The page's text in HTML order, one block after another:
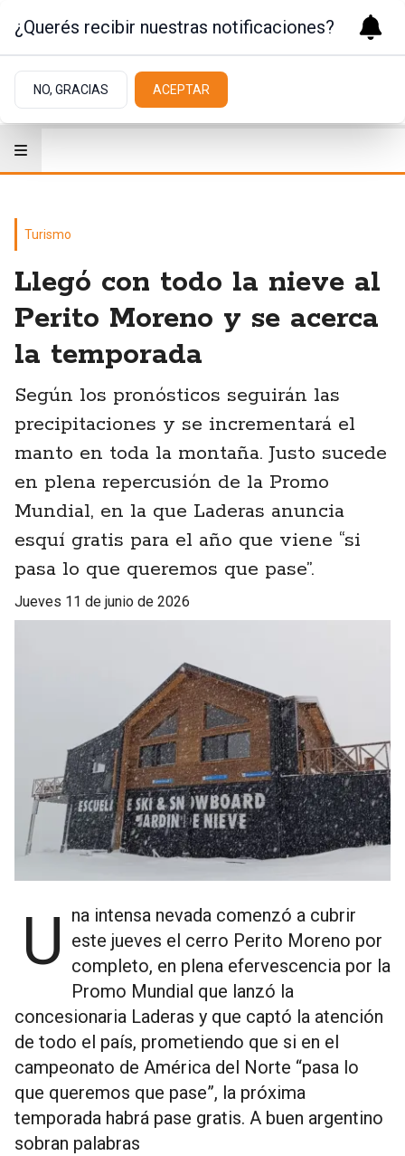
Turismo
Llegó con todo la nieve al
Perito Moreno y se acerca
la temporada
Según los pronósticos seguirán las
precipitaciones y se incrementará el
manto en toda la montaña. Justo sucede
en plena repercusión de la Promo
Mundial, en la que Laderas anuncia
esquí gratis para el año que viene “si
pasa lo que queremos que pase”.
jueves 11 de junio de 2026
Una intensa nevada comenzó a cubrir este jueves el cerro Perito Moreno por
completo, en plena efervescencia por la
Promo Mundial que lanzó la
concesionaria Laderas y que captó la atención
de todo el país, prometiendo que si en el
campeonato de América del Norte “pasa lo
que queremos que pase”, la próxima
temporada habrá pase gratis. A buen argentino
sobran palabras
¿Querés recibir nuestras notificaciones?
NO, GRACIAS ACEPTAR